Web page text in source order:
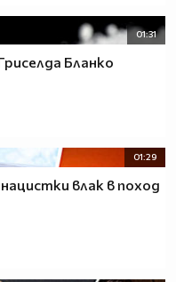
01:31
Бланко
01:29
влак в поход